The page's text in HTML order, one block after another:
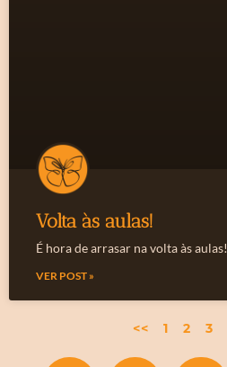
Volta às aulas!
É hora de arrasar na volta às aulas!
VER POST »
<< 1 2 3